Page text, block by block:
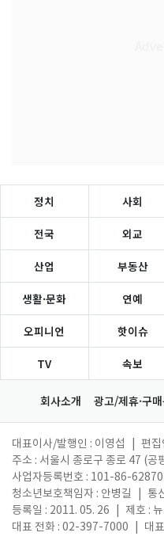
정치 사회
전국 외교
산업 부동산
생활·문화 연예
오피니언 핫이슈
TV 속보
회사소개 광고/제휴·구
대표이사/발행인 : 이영섭 편집
주소 : 서울시 종로구 종로 47 (공
사업자등록번호 : 101-86-62870
청소년보호책임자 : 안병길
통
등록일 : 2011. 05. 26
제호 :
대표 전화 : 02-397-7000
대